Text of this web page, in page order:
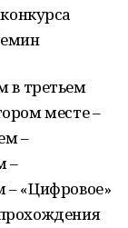
в третьем
месте –
–
–
– «Цифровое»